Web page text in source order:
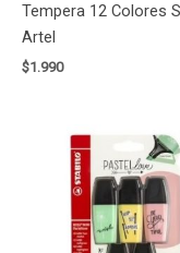
Tempera 12 Colores
Artel
$1.990
El
precio
original
era:
$3.290.
actual
es:
$2.990.